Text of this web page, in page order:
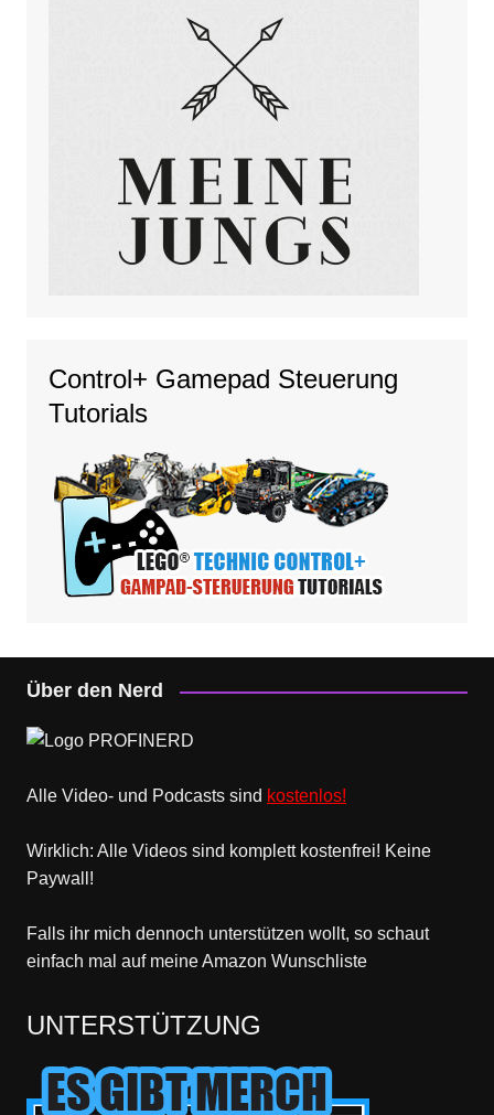
Control+ Gamepad Steuerung
Tutorials
Über den Nerd
Alle Video- und Podcasts sind kostenlos!
Wirklich: Alle Videos sind komplett kostenfrei! Keine
Paywall!
Falls ihr mich dennoch unterstützen wollt, so schaut
einfach mal auf meine Amazon Wunschliste
UNTERSTÜTZUNG